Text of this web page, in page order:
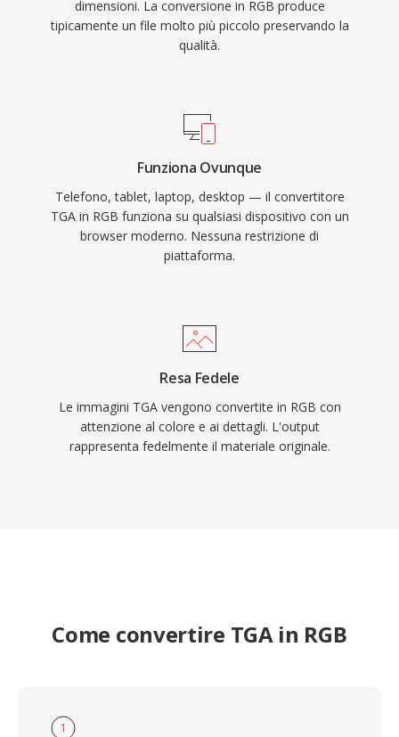
dimensioni. La conversione in RGB produce
tipicamente un file molto più piccolo preservando la
qualità.
Funziona Ovunque
Telefono, tablet, laptop, desktop — il convertitore
TGA in RGB funziona su qualsiasi dispositivo con un
browser moderno. Nessuna restrizione di
piattaforma.
Resa Fedele
Le immagini TGA vengono convertite in RGB con
attenzione al colore e ai dettagli. L'output
rappresenta fedelmente il materiale originale.
Come convertire TGA in RGB
1